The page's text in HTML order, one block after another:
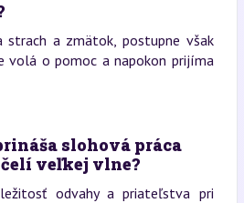
strach a zmätok, postupne však
volá o pomoc a napokon prijíma
slohová práca
veľkej vlne?
odvahy a priateľstva pri